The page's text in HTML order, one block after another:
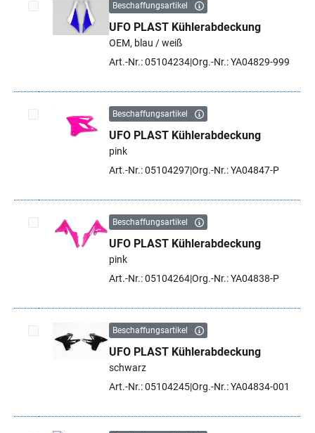
Artikel auswählen
Beschaffungsartikel
UFO PLAST Kühlerabdeckung
OEM, blau / weiß
Art.-Nr.: 05104234Org.-Nr.: YA04829-999
Artikel auswählen
Beschaffungsartikel
UFO PLAST Kühlerabdeckung
pink
Art.-Nr.: 05104297Org.-Nr.: YA04847-P
Artikel auswählen
Beschaffungsartikel
UFO PLAST Kühlerabdeckung
pink
Art.-Nr.: 05104264Org.-Nr.: YA04838-P
Artikel auswählen
Beschaffungsartikel
UFO PLAST Kühlerabdeckung
schwarz
Art.-Nr.: 05104245Org.-Nr.: YA04834-001